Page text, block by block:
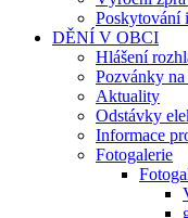
Poskytování
DĚNÍ V OBCI
Hlášení
Pozvánky
Aktuality
Odstávky
Informace
Fotogalerie